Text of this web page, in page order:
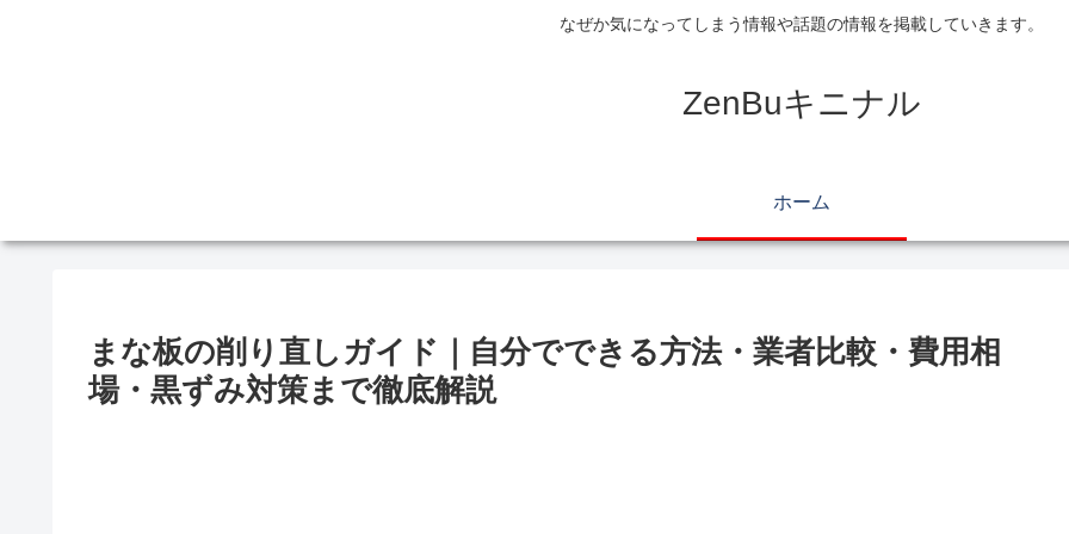
なぜか気になってしまう情報や話題の情報を掲載していきます。
ZenBuキニナル
ホーム
まな板の削り直しガイド｜自分でできる方法・業者比較・費用相
場・黒ずみ対策まで徹底解説